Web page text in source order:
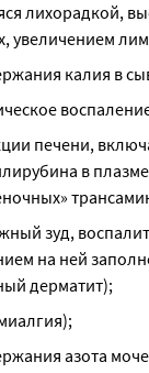
лихорадкой,
увеличением
калия в
печени,
в
зуд,
на ней
дерматит);
азота